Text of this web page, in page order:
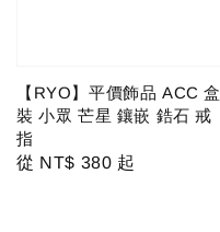
【RYO】平價飾品 ACC 盒
裝 小眾 芒星 鑲嵌 鋯石 戒
指
Regular
從 NT$ 380 起